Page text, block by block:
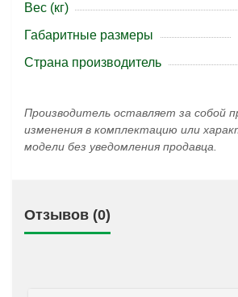
Вес (кг)
Габаритные размеры
Страна производитель
Производитель оставляет за собой
изменения в комплектацию или
модели без уведомления продавца.
Отзывов (0)